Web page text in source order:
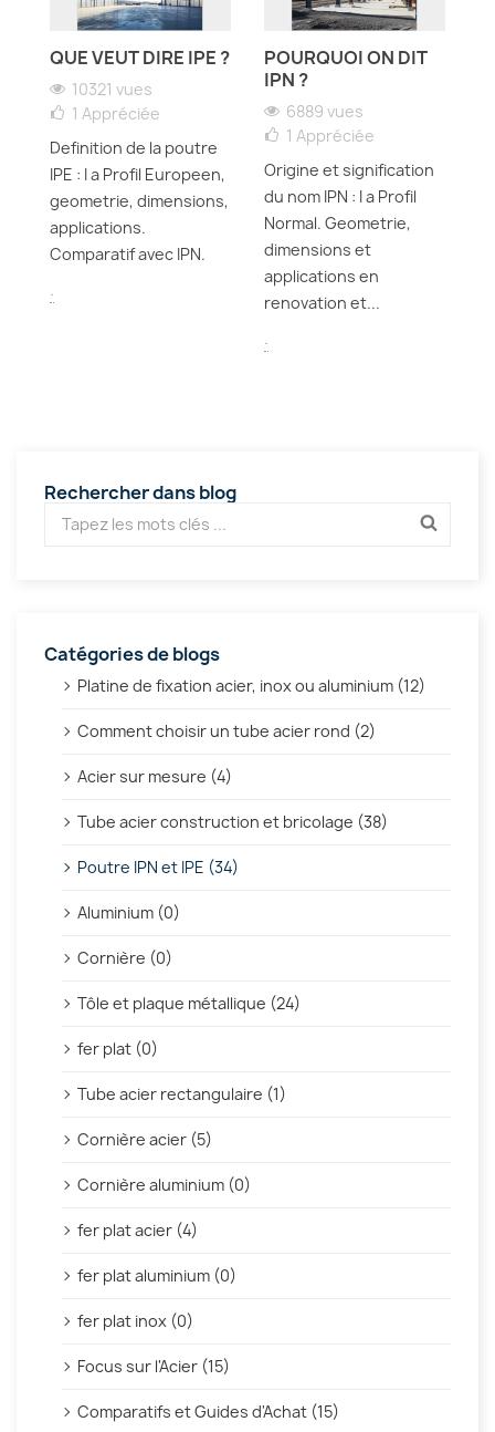
QUE VEUT DIRE IPE ?
10321 vues
1 Appréciée
Definition de la poutre
IPE : I a Profil Europeen,
geometrie, dimensions,
applications.
Comparatif avec IPN.
POURQUOI ON DIT
IPN ?
6889 vues
1 Appréciée
Origine et signification
du nom IPN : I a Profil
Normal. Geometrie,
dimensions et
applications en
renovation et...
Rechercher dans blog
Catégories de blogs
Platine de fixation acier, inox ou aluminium (12)
Comment choisir un tube acier rond (2)
Acier sur mesure (4)
Tube acier construction et bricolage (38)
Poutre IPN et IPE (34)
Aluminium (0)
Cornière (0)
Tôle et plaque métallique (24)
fer plat (0)
Tube acier rectangulaire (1)
Cornière acier (5)
Cornière aluminium (0)
fer plat acier (4)
fer plat aluminium (0)
fer plat inox (0)
Focus sur l'Acier (15)
Comparatifs et Guides d'Achat (15)